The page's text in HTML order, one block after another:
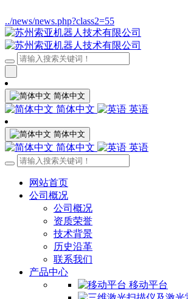
../news/news.php?class2=55
简体中文
简体中文 英语
简体中文
简体中文 英语
网站首页
公司概况
公司概况
资质荣誉
技术背景
历史沿革
联系我们
产品中心
移动平台